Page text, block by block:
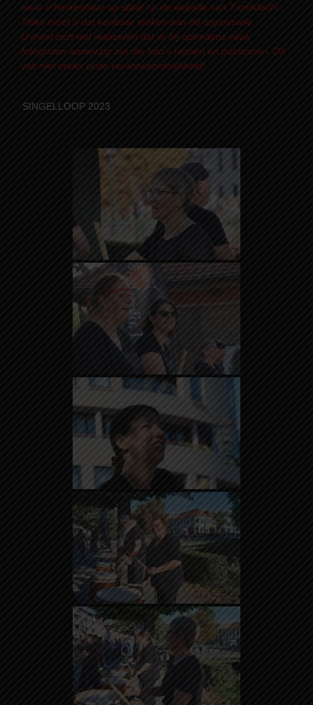
waar u herkenbaar op staat op de website van Tomodachi
Taiko moet u dat kenbaar maken aan de organisatie.
U moet zich wel realiseren dat er bij optredens vaak
fotografen aanwezig zijn die foto’s nemen en publiceren. Dit
valt niet onder onze verantwoordelijkheid!
SINGELLOOP 2023